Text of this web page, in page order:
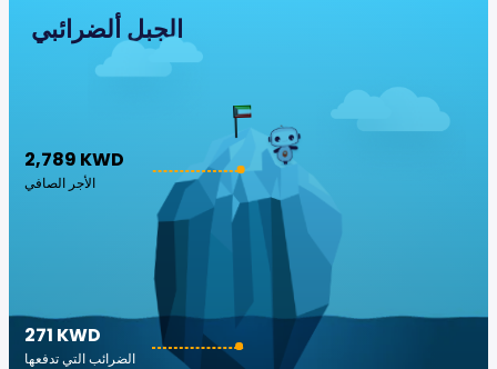
الجبل ألضرائبي
2,789 KWD
الأجر الصافي
271 KWD
الضرائب التي تدفعها